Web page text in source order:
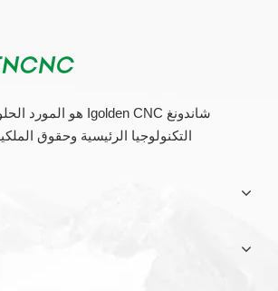
التكنولوجيا الرئيسية وحقوق